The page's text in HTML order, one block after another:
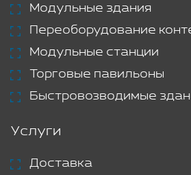
Модульные здания
Переоборудование
Модульные станции
Торговые павильоны
Быстровозводимые
Услуги
Доставка